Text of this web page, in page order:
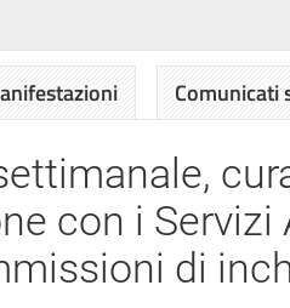
Comunicati
con i
di